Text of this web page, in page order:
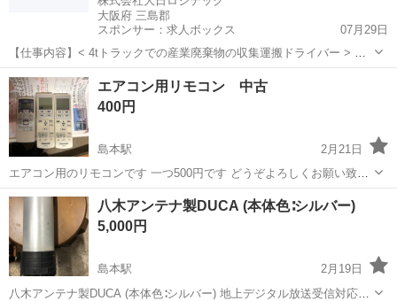
大阪府 三島郡
スポンサー：求人ボックス
07月29日
【仕事内容】< 4tトラックでの産業廃棄物の収集運搬ドライバー > こ
んな方歓迎!/ ー 運転が好きな方 体を動かす仕事がしたい方 ルールを
守りコツコツ安全運転ができる方 ー <業務内容> =具体的には= ⏩中型
トラック(4tワイ...
アルバイト・パート
エアコン用リモコン 中古
400円
島本駅
2月21日
エアコン用のリモコンです 一つ500円です どうぞよろしくお願い致し
ます
大阪 三島郡 島本駅 季節、空調家電 リモコン
八木アンテナ製DUCA (本体色∶シルバー)
5,000円
島本駅
2月19日
八木アンテナ製DUCA (本体色∶シルバー) 地上デジタル放送受信対応セ